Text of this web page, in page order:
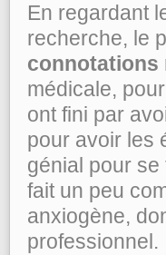
En regardant
recherche, le
connotations
médicale,
ont fini par
pour avoir les
génial pour
fait un peu
anxiogène,
professionnel.